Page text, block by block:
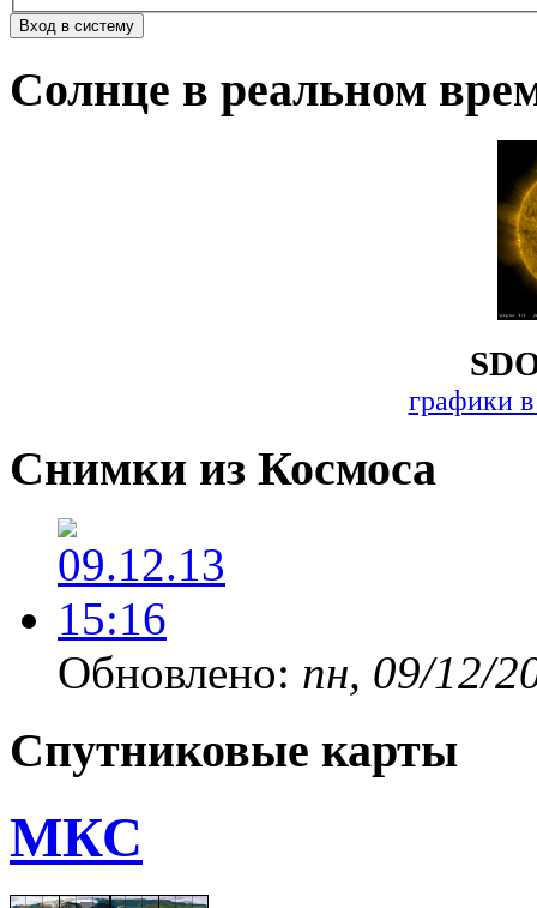
Солнце в реальном
графики
Снимки из Космоса
Обновлено: пн, 09/12/
Спутниковые карты
МКС